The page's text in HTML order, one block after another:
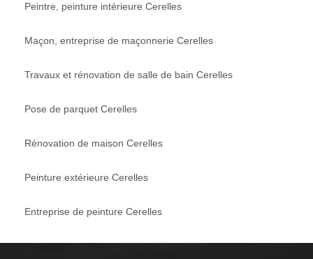
Peintre, peinture intérieure Cerelles
Maçon, entreprise de maçonnerie Cerelles
Travaux et rénovation de salle de bain Cerelles
Pose de parquet Cerelles
Rénovation de maison Cerelles
Peinture extérieure Cerelles
Entreprise de peinture Cerelles